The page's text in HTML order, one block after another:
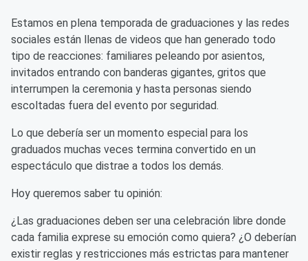
Estamos en plena temporada de graduaciones y las redes
sociales están llenas de videos que han generado todo
tipo de reacciones: familiares peleando por asientos,
invitados entrando con banderas gigantes, gritos que
interrumpen la ceremonia y hasta personas siendo
escoltadas fuera del evento por seguridad.
Lo que debería ser un momento especial para los
graduados muchas veces termina convertido en un
espectáculo que distrae a todos los demás.
Hoy queremos saber tu opinión:
¿Las graduaciones deben ser una celebración libre donde
cada familia exprese su emoción como quiera? ¿O deberían
existir reglas y restricciones más estrictas para mantener